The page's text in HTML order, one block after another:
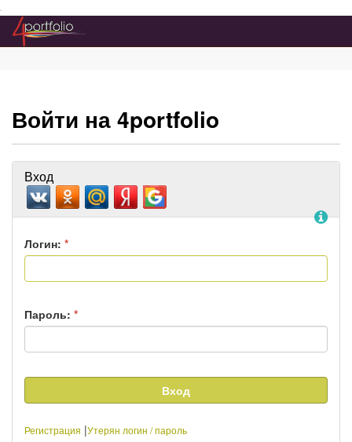
Преейти на главное меню
Войти на 4portfolio
Вход
Логин: *
Пароль: *
Регистрация |Утерян логин / пароль